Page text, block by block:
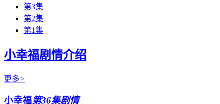
第3集
第2集
第1集
小幸福剧情介绍
更多>
小幸福第36集剧情